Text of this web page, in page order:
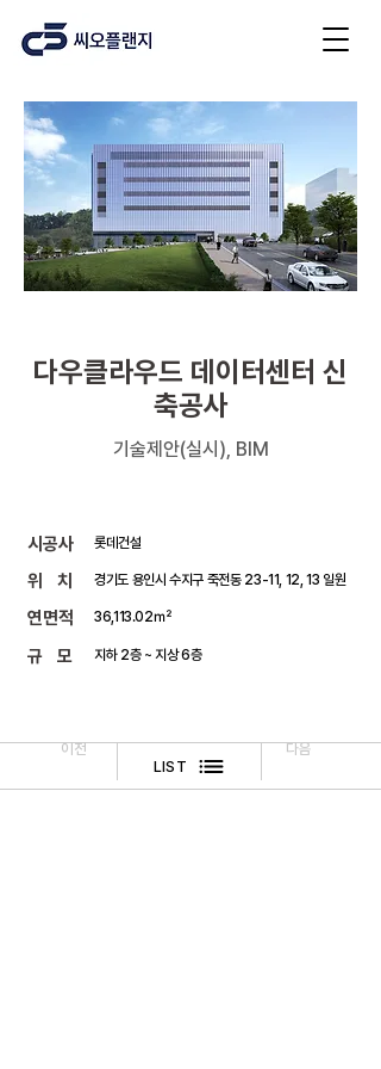
다우클라우드 데이터센터 신
축공사
기술제안(실시), BIM
​시공사 롯데건설
위 치 경기도 용인시 수지구 죽전동 23-11, 12, 13 일원
연면적 36,113.02㎡
규 모 지하 2층 ~ 지상 6층
이전
LIST
다음